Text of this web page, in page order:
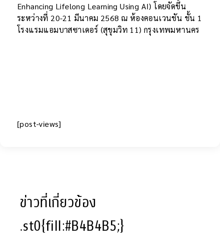
Enhancing Lifelong Learning Using AI) โดยจัดขึ้น
ระหว่างที่ 20-21 มีนาคม 2568 ณ ห้องคอนเวนชัน ชั้น 1
โรงแรมแอมบาสซาเดอร์ (สุขุมวิท 11) กรุงเทพมหานคร
[post-views]
ข่าวที่เกี่ยวข้อง
.st0{fill:#B4B4B5;}